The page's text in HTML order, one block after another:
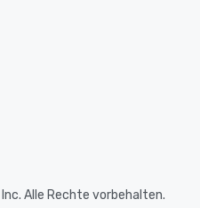
Alle Rechte vorbehalten.